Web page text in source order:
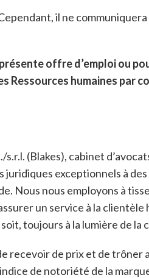
il ne
offre d’emploi ou
Ressources humaines par
s.r.l. (Blakes), cabinet
juridiques exceptionnels à
Nous nous employons à
un service à la
toujours à la lumière de
recevoir de prix et de trôner
de notoriété de la